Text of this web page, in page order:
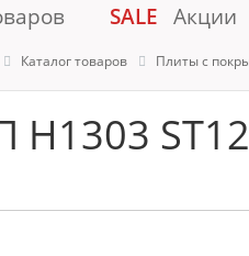
SALE Акции
Каталог товаров Плиты с
H1303